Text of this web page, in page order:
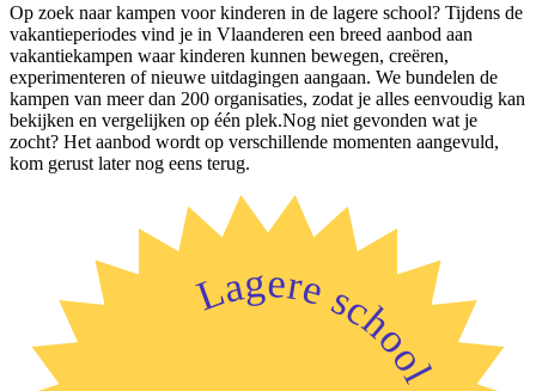
Op zoek naar kampen voor kinderen in de lagere school? Tijdens de
vakantieperiodes vind je in Vlaanderen een breed aanbod aan
vakantiekampen waar kinderen kunnen bewegen, creëren,
experimenteren of nieuwe uitdagingen aangaan. We bundelen de
kampen van meer dan 200 organisaties, zodat je alles eenvoudig kan
bekijken en vergelijken op één plek.Nog niet gevonden wat je
zocht? Het aanbod wordt op verschillende momenten aangevuld,
kom gerust later nog eens terug.
Lagere school